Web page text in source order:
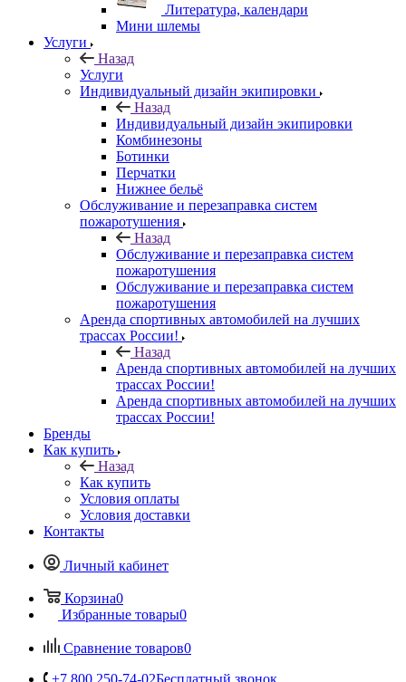
Литература, календари
Мини шлемы
Услуги
Назад
Услуги
Индивидуальный дизайн экипировки
Назад
Индивидуальный дизайн экипировки
Комбинезоны
Ботинки
Перчатки
Нижнее бельё
Обслуживание и перезаправка систем
пожаротушения
Назад
Обслуживание и перезаправка систем
пожаротушения
Обслуживание и перезаправка систем
пожаротушения
Аренда спортивных автомобилей на лучших
трассах России!
Назад
Аренда спортивных автомобилей на лучших
трассах России!
Аренда спортивных автомобилей на лучших
трассах России!
Бренды
Как купить
Назад
Как купить
Условия оплаты
Условия доставки
Контакты
Личный кабинет
Корзина0
Избранные товары0
Сравнение товаров0
+7 800 250-74-02Бесплатный звонок